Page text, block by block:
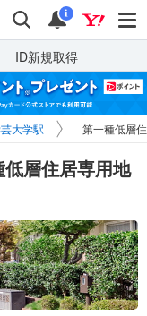
検索 通知
i
ID新規取得
大学駅 第一種低層
層住居専用地